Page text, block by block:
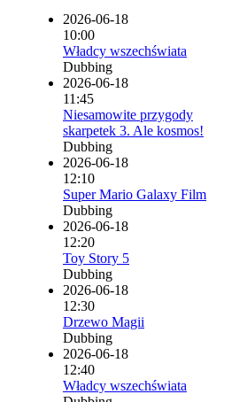
2026-06-18
10:00
Władcy wszechświata
Dubbing
2026-06-18
11:45
Niesamowite przygody
skarpetek 3. Ale kosmos!
Dubbing
2026-06-18
12:10
Super Mario Galaxy Film
Dubbing
2026-06-18
12:20
Toy Story 5
Dubbing
2026-06-18
12:30
Drzewo Magii
Dubbing
2026-06-18
12:40
Władcy wszechświata